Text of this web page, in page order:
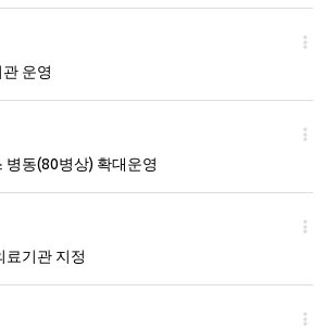
운영
동(80병상) 확대운영
료기관 지정